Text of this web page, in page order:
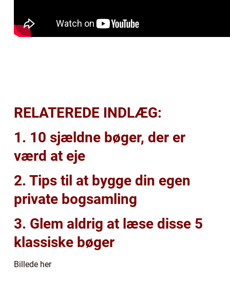
RELATEREDE INDLÆG:
1. 10 sjældne bøger, der er
værd at eje
2. Tips til at bygge din egen
private bogsamling
3. Glem aldrig at læse disse 5
klassiske bøger
Billede her